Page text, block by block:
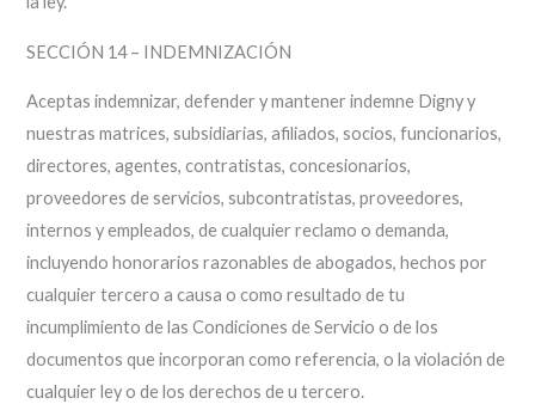
SECCIÓN 14 – INDEMNIZACIÓN
Aceptas indemnizar, defender y mantener indemne Digny y
nuestras matrices, subsidiarias, afiliados, socios, funcionarios,
directores, agentes, contratistas, concesionarios,
proveedores de servicios, subcontratistas, proveedores,
internos y empleados, de cualquier reclamo o demanda,
incluyendo honorarios razonables de abogados, hechos por
cualquier tercero a causa o como resultado de tu
incumplimiento de las Condiciones de Servicio o de los
documentos que incorporan como referencia, o la violación de
cualquier ley o de los derechos de u tercero.